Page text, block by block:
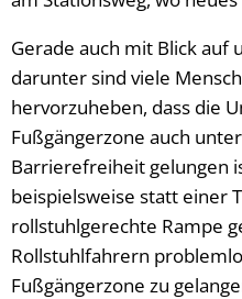
Gerade auch mit Blick auf
darunter sind viele
hervorzuheben, dass die
Fußgängerzone auch
Barrierefreiheit gelungen
beispielsweise statt einer
rollstuhlgerechte Rampe
Rollstuhlfahrern
Fußgängerzone zu